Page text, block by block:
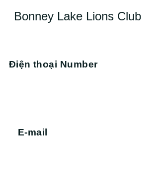
Bonney Lake Lions Club
Điện thoại Number
E-mail